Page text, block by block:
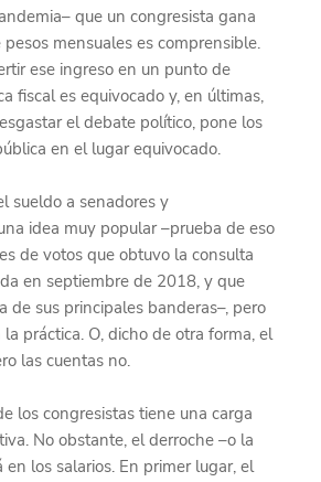
que un congresista gana
mensuales es comprensible.
ese ingreso en un punto de
fiscal es equivocado y, en últimas,
el debate político, pone los
en el lugar equivocado.
sueldo a senadores y
idea muy popular –prueba de eso
de votos que obtuvo la consulta
en septiembre de 2018, y que
de sus principales banderas–, pero
práctica. O, dicho de otra forma, el
las cuentas no.
los congresistas tiene una carga
No obstante, el derroche –o la
en los salarios. En primer lugar, el